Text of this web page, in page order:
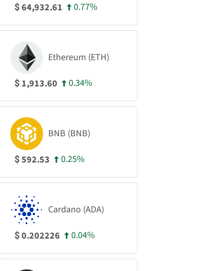
$64,932.61 0.77%
Ethereum (ETH)
$ 1,913.60 0.34%
BNB (BNB)
$592.53 0.25%
Cardano (ADA)
$0.202226 0.04%